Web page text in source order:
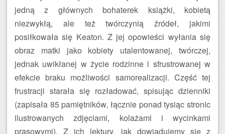
jedną z głównych bohaterek książki, kobietą
niezwykłą, ale też twórczynią źródeł, jakimi
posiłkowała się Keaton. Z jej opowieści wyłania się
obraz matki jako kobiety utalentowanej, twórczej,
jednak uwikłanej w życie rodzinne i sfrustrowanej w
efekcie braku możliwości samorealizacji. Część tej
frustracji starała się rozładować, spisując dzienniki
(zapisała 85 pamiętników, łącznie ponad tysiąc stronic
ilustrowanych zdjęciami, kolażami i wycinkami
prasowymi). Z ich lektury, jak dowiadujemy się z